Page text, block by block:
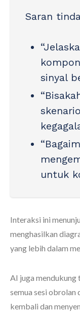
Saran
sinyal
untuk
Interaksi ini
menghasilkan
yang lebih dalam
AI juga mendukung
semua sesi
kembali dan